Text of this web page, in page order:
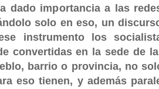
dado importancia a las
solo en eso, un
instrumento los
convertidas en la sede de
barrio o provincia, no
eso tienen, y además